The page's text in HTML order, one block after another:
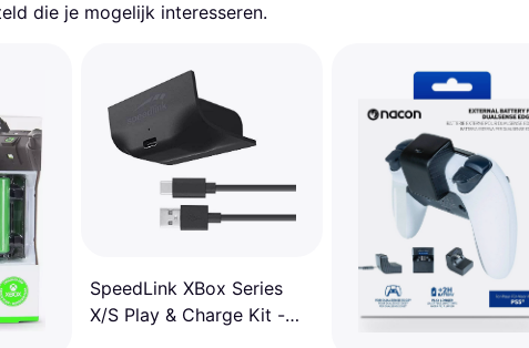
die je mogelijk interesseren.
SpeedLink XBox Series
X/S Play & Charge Kit -